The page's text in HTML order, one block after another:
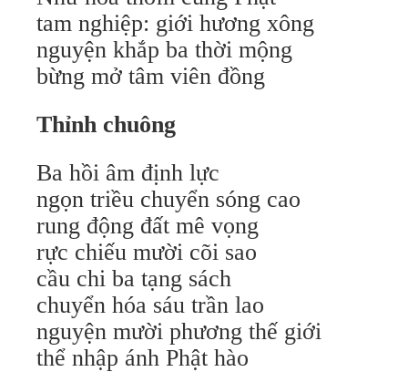
tam nghiệp: giới hương xông
nguyện khắp ba thời mộng
bừng mở tâm viên đồng
Thỉnh chuông
Ba hồi âm định lực
ngọn triều chuyển sóng cao
rung động đất mê vọng
rực chiếu mười cõi sao
cầu chi ba tạng sách
chuyển hóa sáu trần lao
nguyện mười phương thế giới
thể nhập ánh Phật hào